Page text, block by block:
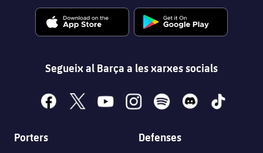
Segueix al Barça a les xarxes socials
facebook
x youtubeinstagramspotify discord tiktok
Porters Defenses